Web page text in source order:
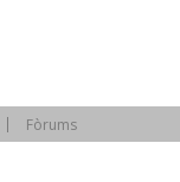
Fòrums